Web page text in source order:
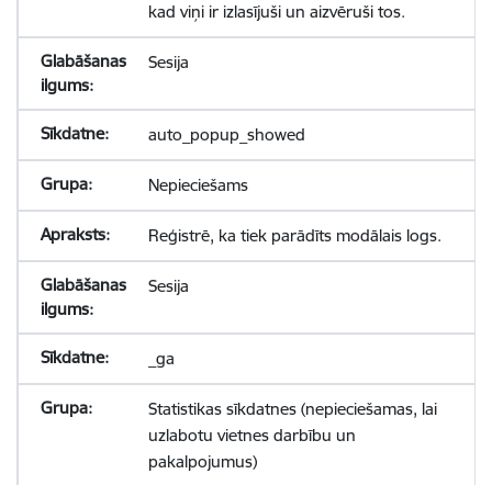
kad viņi ir izlasījuši un aizvēruši tos.
Sesija
auto_popup_showed
Nepieciešams
Reģistrē, ka tiek parādīts modālais logs.
Sesija
_ga
Statistikas sīkdatnes (nepieciešamas, lai
uzlabotu vietnes darbību un
pakalpojumus)